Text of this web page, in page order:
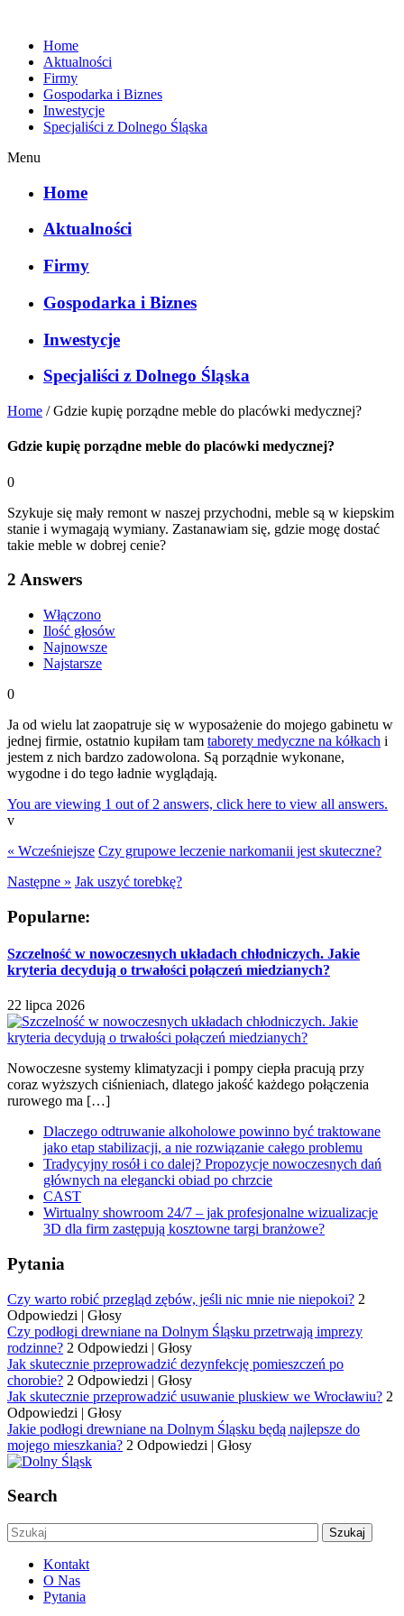
Home
Aktualności
Firmy
Gospodarka i Biznes
Inwestycje
Specjaliści z Dolnego Śląska
Menu
Home
Aktualności
Firmy
Gospodarka i Biznes
Inwestycje
Specjaliści z Dolnego Śląska
Home /Gdzie kupię porządne meble do placówki medycznej?
Gdzie kupię porządne meble do placówki medycznej?
0
Szykuje się mały remont w naszej przychodni, meble są w kiepskim
stanie i wymagają wymiany. Zastanawiam się, gdzie mogę dostać
takie meble w dobrej cenie?
2 Answers
Włączono
Ilość głosów
Najnowsze
Najstarsze
0
Ja od wielu lat zaopatruje się w wyposażenie do mojego gabinetu w
jednej firmie, ostatnio kupiłam tam taborety medyczne na kółkach i
jestem z nich bardzo zadowolona. Są porządnie wykonane,
wygodne i do tego ładnie wyglądają.
You are viewing 1 out of 2 answers, click here to view all answers.
v
« Wcześniejsze Czy grupowe leczenie narkomanii jest skuteczne?
Następne » Jak uszyć torebkę?
Popularne:
Szczelność w nowoczesnych układach chłodniczych. Jakie
kryteria decydują o trwałości połączeń miedzianych?
22 lipca 2026
Nowoczesne systemy klimatyzacji i pompy ciepła pracują przy
coraz wyższych ciśnieniach, dlatego jakość każdego połączenia
rurowego ma […]
Dlaczego odtruwanie alkoholowe powinno być traktowane
jako etap stabilizacji, a nie rozwiązanie całego problemu
Tradycyjny rosół i co dalej? Propozycje nowoczesnych dań
głównych na elegancki obiad po chrzcie
CAST
Wirtualny showroom 24/7 – jak profesjonalne wizualizacje
3D dla firm zastępują kosztowne targi branżowe?
Pytania
Czy warto robić przegląd zębów, jeśli nic mnie nie niepokoi? 2
Odpowiedzi | Głosy
Czy podłogi drewniane na Dolnym Śląsku przetrwają imprezy
rodzinne? 2 Odpowiedzi | Głosy
Jak skutecznie przeprowadzić dezynfekcję pomieszczeń po
chorobie? 2 Odpowiedzi | Głosy
Jak skutecznie przeprowadzić usuwanie pluskiew we Wrocławiu? 2
Odpowiedzi | Głosy
Jakie podłogi drewniane na Dolnym Śląsku będą najlepsze do
mojego mieszkania? 2 Odpowiedzi | Głosy
Search
Kontakt
O Nas
Pytania